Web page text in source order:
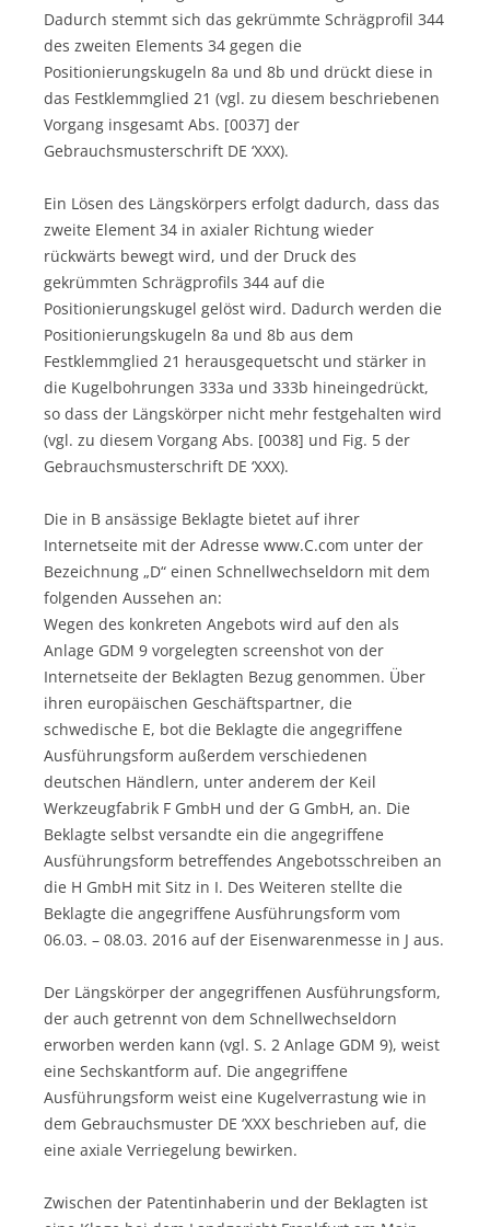
Dadurch stemmt sich das gekrümmte Schrägprofil 344
des zweiten Elements 34 gegen die
Positionierungskugeln 8a und 8b und drückt diese in
das Festklemmglied 21 (vgl. zu diesem beschriebenen
Vorgang insgesamt Abs. [0037] der
Gebrauchsmusterschrift DE ‘XXX).
Ein Lösen des Längskörpers erfolgt dadurch, dass das
zweite Element 34 in axialer Richtung wieder
rückwärts bewegt wird, und der Druck des
gekrümmten Schrägprofils 344 auf die
Positionierungskugel gelöst wird. Dadurch werden die
Positionierungskugeln 8a und 8b aus dem
Festklemmglied 21 herausgequetscht und stärker in
die Kugelbohrungen 333a und 333b hineingedrückt,
so dass der Längskörper nicht mehr festgehalten wird
(vgl. zu diesem Vorgang Abs. [0038] und Fig. 5 der
Gebrauchsmusterschrift DE ‘XXX).
Die in B ansässige Beklagte bietet auf ihrer
Internetseite mit der Adresse www.C.com unter der
Bezeichnung „D“ einen Schnellwechseldorn mit dem
folgenden Aussehen an:
Wegen des konkreten Angebots wird auf den als
Anlage GDM 9 vorgelegten screenshot von der
Internetseite der Beklagten Bezug genommen. Über
ihren europäischen Geschäftspartner, die
schwedische E, bot die Beklagte die angegriffene
Ausführungsform außerdem verschiedenen
deutschen Händlern, unter anderem der Keil
Werkzeugfabrik F GmbH und der G GmbH, an. Die
Beklagte selbst versandte ein die angegriffene
Ausführungsform betreffendes Angebotsschreiben an
die H GmbH mit Sitz in I. Des Weiteren stellte die
Beklagte die angegriffene Ausführungsform vom
06.03. – 08.03. 2016 auf der Eisenwarenmesse in J aus.
Der Längskörper der angegriffenen Ausführungsform,
der auch getrennt von dem Schnellwechseldorn
erworben werden kann (vgl. S. 2 Anlage GDM 9), weist
eine Sechskantform auf. Die angegriffene
Ausführungsform weist eine Kugelverrastung wie in
dem Gebrauchsmuster DE ‘XXX beschrieben auf, die
eine axiale Verriegelung bewirken.
Zwischen der Patentinhaberin und der Beklagten ist